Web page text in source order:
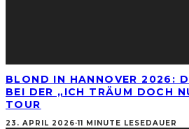
BLOND IN HANNOVER 2026:
BEI DER „ICH TRÄUM DOCH
TOUR
23. APRIL 2026·11 MINUTE LESEDAUER